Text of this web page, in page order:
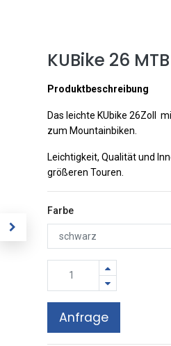
KUBike 26 MTB
Produktbeschreibung
Das leichte KUbike 26Zoll
zum Mountainbiken.
Leichtigkeit, Qualität und
größeren Touren.
Farbe
Anfrage